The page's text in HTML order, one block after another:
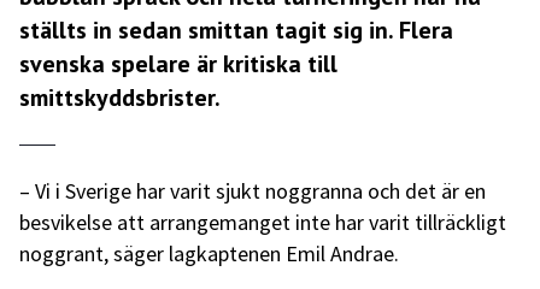
ställts in sedan smittan tagit sig in. Flera
svenska spelare är kritiska till
smittskyddsbrister.
– Vi i Sverige har varit sjukt noggranna och det är en
besvikelse att arrangemanget inte har varit tillräckligt
noggrant, säger lagkaptenen Emil Andrae.